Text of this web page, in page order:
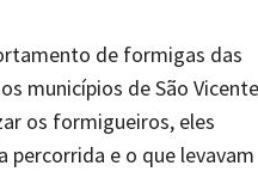
de formigas das
municípios de São Vicente
os formigueiros, eles
e o que levavam